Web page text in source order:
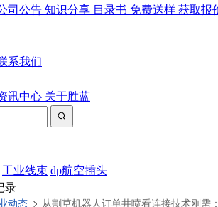
司公告 知识分享 目录书 免费送样 获取报
系我们
讯中心 关于胜蓝
工业线束 dp航空插头
录
动态 从割草机器人订单井喷看连接技术刚需